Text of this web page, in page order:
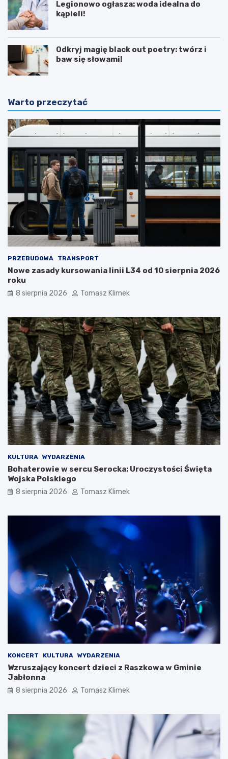
Legionowo ogłasza: woda idealna do
kąpieli!
Odkryj magię black out poetry: twórz i
baw się słowami!
Warto przeczytać
PRZEBUDOWA TRANSPORT
Nowe zasady kursowania linii L34 od 10 sierpnia 2026
roku
8 sierpnia 2026 Tomasz Klimek
KULTURA WYDARZENIA
Bohaterowie w sercu Serocka: Uroczystości Święta
Wojska Polskiego
8 sierpnia 2026 Tomasz Klimek
KONCERT KULTURA WYDARZENIA
Wzruszający koncert dzieci z Raszkowa w Gminie
Jabłonna
8 sierpnia 2026 Tomasz Klimek